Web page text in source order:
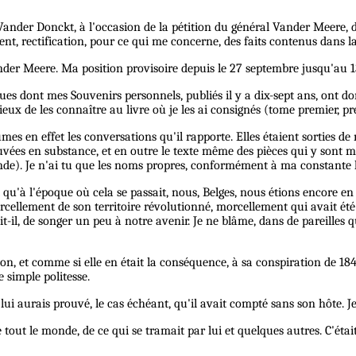
Donckt, à l'occasion de la pétition du général Vander
rectification, pour ce qui me concerne, des faits contenus dans
Meere. Ma position provisoire depuis le 27 septembre
dont mes Souvenirs personnels, publiés il y a dix-sept ans, ont
de les connaître au livre où je les ai consignés (tome premier,
en effet les conversations qu'il rapporte. Elles étaient sorties
en substance, et en outre le texte même des pièces qui y sont
Je n'ai tu que les noms propres, conformément à ma
l'époque où cela se passait, nous, Belges, nous étions encore
de son territoire révolutionné, morcellement qui avait
de songer un peu à notre avenir. Je ne blâme, dans de pareilles
et comme si elle en était la conséquence, à sa conspiration de
simple politesse.
prouvé, le cas échéant, qu'il avait compté sans son hôte.
le monde, de ce qui se tramait par lui et quelques autres.